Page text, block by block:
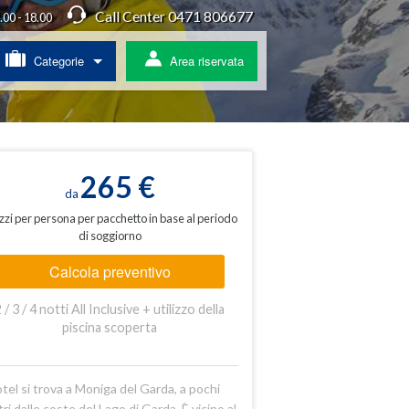
- 18.00 Call Center 0471 806677
Categorie Area riservata
da 265 €
per persona per pacchetto in base al periodo
di soggiorno
Calcola preventivo
/ 3 / 4 notti All Inclusive + utilizzo della
piscina scoperta
si trova a Moniga del Garda, a pochi